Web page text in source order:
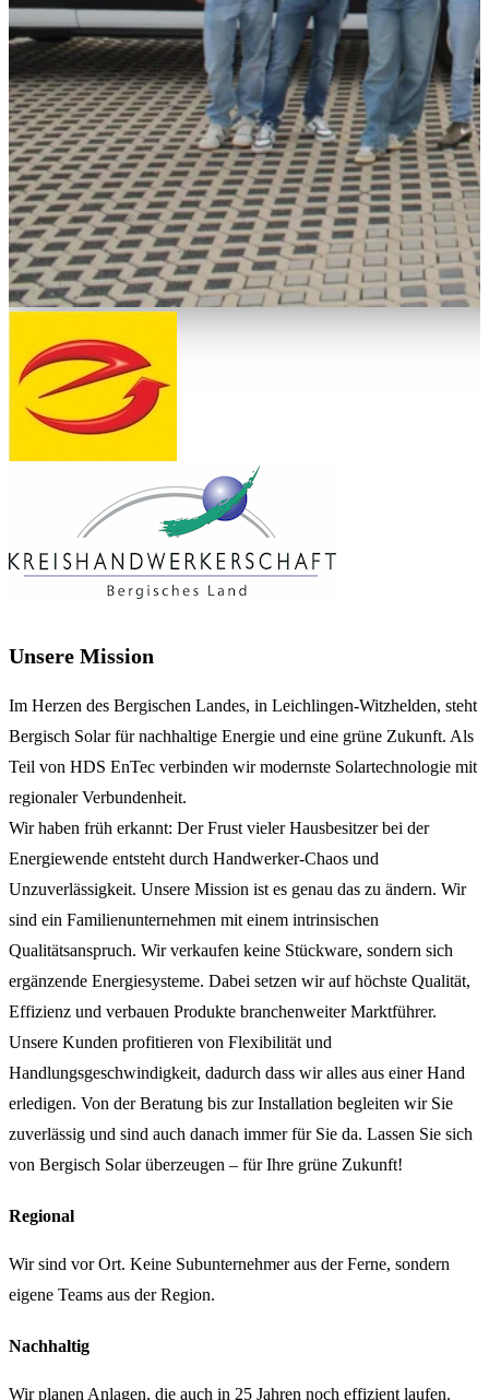
Unsere Mission
Im Herzen des Bergischen Landes, in Leichlingen-Witzhelden, steht
Bergisch Solar für nachhaltige Energie und eine grüne Zukunft. Als
Teil von HDS EnTec verbinden wir modernste Solartechnologie mit
regionaler Verbundenheit.
Wir haben früh erkannt: Der Frust vieler Hausbesitzer bei der
Energiewende entsteht durch Handwerker-Chaos und
Unzuverlässigkeit. Unsere Mission ist es genau das zu ändern. Wir
sind ein Familienunternehmen mit einem intrinsischen
Qualitätsanspruch. Wir verkaufen keine Stückware, sondern sich
ergänzende Energiesysteme. Dabei setzen wir auf höchste Qualität,
Effizienz und verbauen Produkte branchenweiter Marktführer.
Unsere Kunden profitieren von Flexibilität und
Handlungsgeschwindigkeit, dadurch dass wir alles aus einer Hand
erledigen. Von der Beratung bis zur Installation begleiten wir Sie
zuverlässig und sind auch danach immer für Sie da. Lassen Sie sich
von Bergisch Solar überzeugen – für Ihre grüne Zukunft!
Regional
Wir sind vor Ort. Keine Subunternehmer aus der Ferne, sondern
eigene Teams aus der Region.
Nachhaltig
Wir planen Anlagen, die auch in 25 Jahren noch effizient laufen.